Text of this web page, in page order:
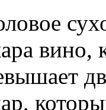
вино,